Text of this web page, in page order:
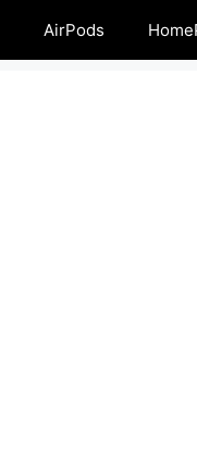
AirPods